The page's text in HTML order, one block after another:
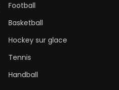
Football
Basketball
Hockey sur glace
Tennis
Handball